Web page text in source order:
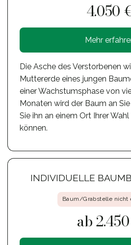
4.050
Mehr
Die Asche des Verstorbenen
Muttererde eines jungen
einer Wachstumsphase von
Monaten wird der Baum an
Sie ihn an einem Ort Ihrer
können.
INDIVIDUELLE
Baum/Grabstelle nicht
ab